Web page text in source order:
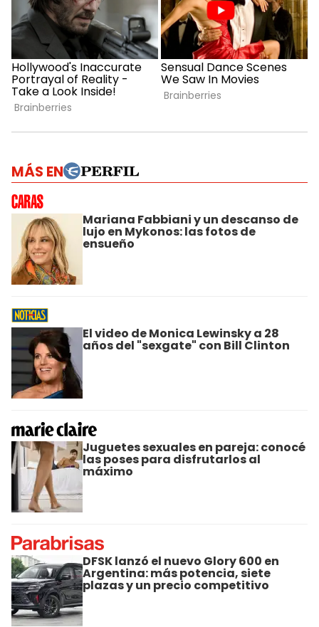
MÁS EN
Mariana Fabbiani y un descanso de
lujo en Mykonos: las fotos de
ensueño
El video de Monica Lewinsky a 28
años del "sexgate" con Bill Clinton
Juguetes sexuales en pareja: conocé
las poses para disfrutarlos al
máximo
DFSK lanzó el nuevo Glory 600 en
Argentina: más potencia, siete
plazas y un precio competitivo